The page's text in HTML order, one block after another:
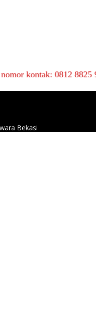
0812 8825 9590
Bekasi